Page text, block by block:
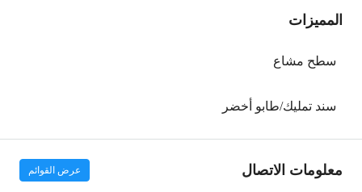
المميزات
سطح مشاع
سند تمليك/طابو أخضر
معلومات الاتصال عرض القوائم